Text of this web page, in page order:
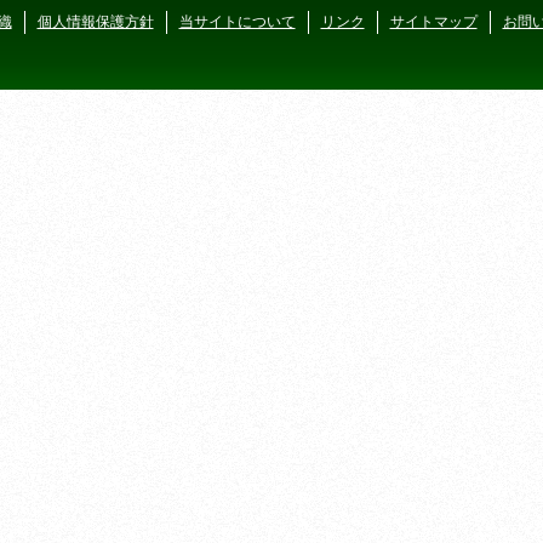
個人情報保護方針 当サイトについて リンク サイトマップ お問